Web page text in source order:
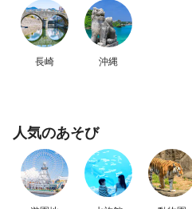
長崎 沖縄
人気のあそび